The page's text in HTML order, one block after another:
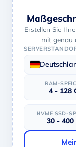
Erstellen Sie
mit genau
RAM-
4 - 128
NVME SSD-
30 - 400